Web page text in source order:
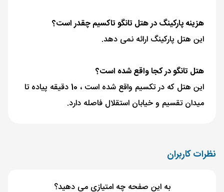
هزینه پارکینگ در هتل تانگو تاکسیم چقدر است؟
این هتل پارکینگ ارائه نمی دهد.
هتل تانگو در کجا واقع شده است؟
این هتل که در تکسیم واقع شده است ، 10 دقیقه پیاده تا
میدان تقسیم و خیابان استقلال فاصله دارد.
نظرات کاربران
به این صفحه چه امتیازی می دهید؟